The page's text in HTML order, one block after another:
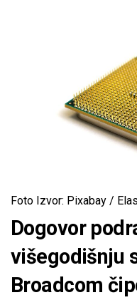
Foto Izvor: Pixabay /
Dogovor
višegodišnju
Broadcom